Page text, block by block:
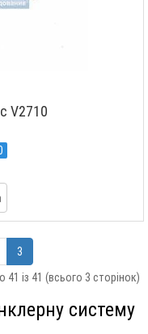
V2710
3
41 із 41 (всього 3 сторінок)
систему